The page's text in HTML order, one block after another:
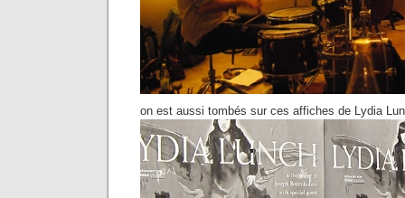
on est aussi tombés sur ces affiches de Lydia